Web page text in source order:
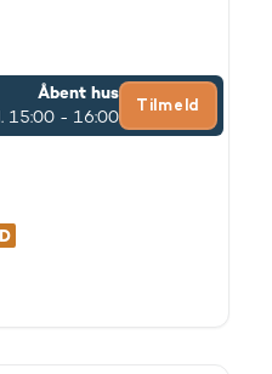
Åbent hus
15:00 - 16:00
Tilmeld